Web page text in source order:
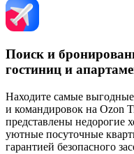
Поиск и
гостиниц и
Находите самые
и командировок на Ozon
представлены недорогие
уютные посуточные
гарантией безопасного